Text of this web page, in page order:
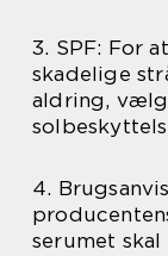
3. SPF: For
skadelige
aldring,
4.
serumet